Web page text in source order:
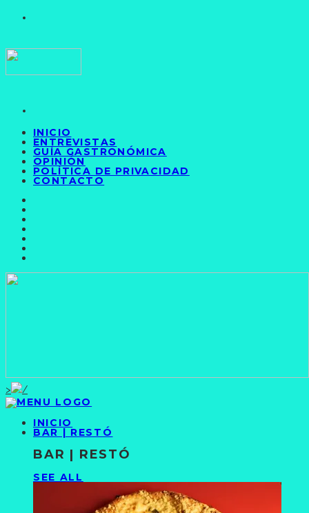
INICIO
ENTREVISTAS
GUÍA GASTRONÓMICA
OPINIÓN
POLÍTICA DE PRIVACIDAD
CONTACTO
>
INICIO
BAR | RESTÓ
BAR | RESTÓ
SEE ALL